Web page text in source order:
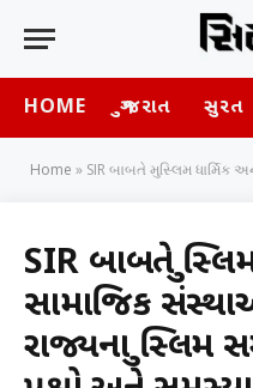
HOME ગુજરાત સુરત
Home » SIR બાબતે મુસ્લિમ ધાર્મિક અને સામાજિક સંસ્થાઓની સંયુક્ત બેઠક : રાજ્યના મુસ્લિમ સમાજના મહત્વપૂર્ણ પ્રશ્નો અને સમસ્યાઓનો સામનો કરવા
SIR બાબતે
સામાજિક
રાજ્યના મુસ્લિમ